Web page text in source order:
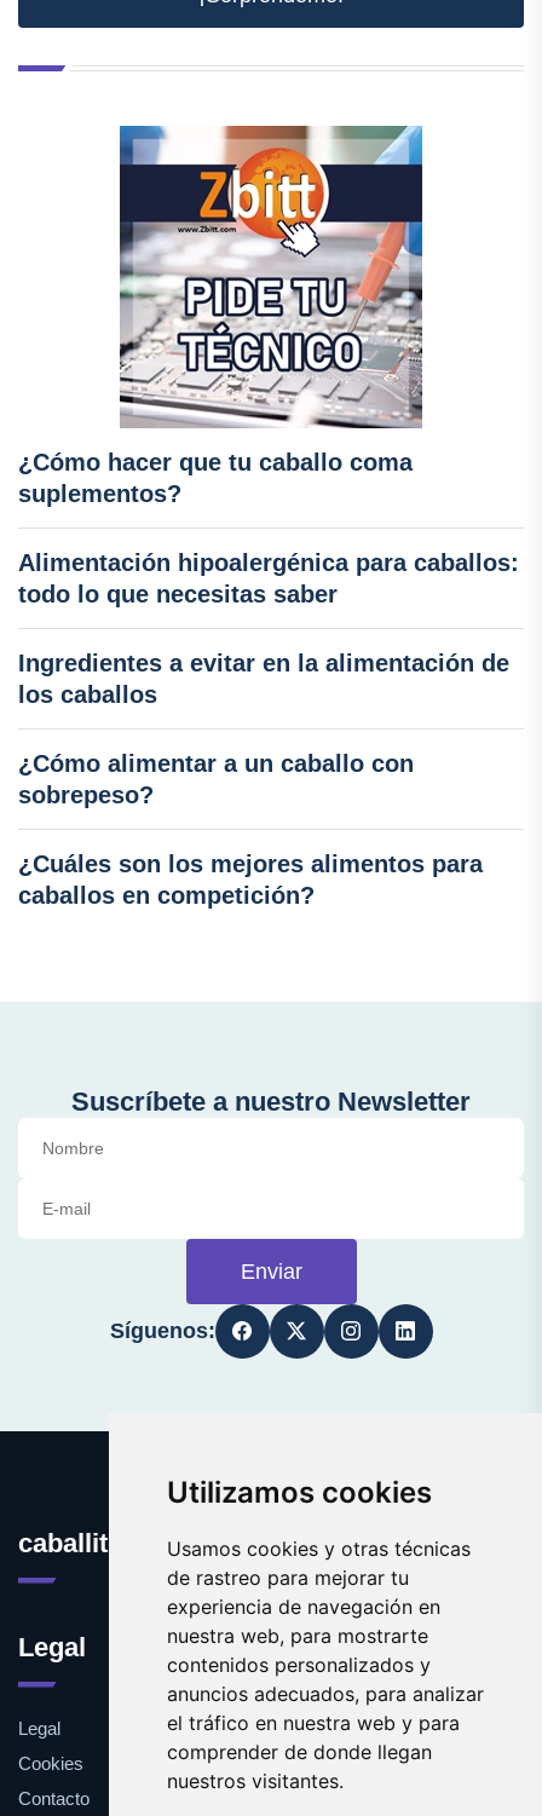
Utilizamos cookies
Usamos cookies y otras técnicas
de rastreo para mejorar tu
experiencia de navegación en
nuestra web, para mostrarte
contenidos personalizados y
anuncios adecuados, para analizar
el tráfico en nuestra web y para
comprender de donde llegan
nuestros visitantes.
¿Cómo hacer que tu caballo coma
suplementos?
Alimentación hipoalergénica para caballos:
todo lo que necesitas saber
Ingredientes a evitar en la alimentación de
los caballos
¿Cómo alimentar a un caballo con
sobrepeso?
¿Cuáles son los mejores alimentos para
caballos en competición?
Suscríbete a nuestro Newsletter
Enviar
Síguenos:
caballito.es
Legal
Legal
Cookies
Contacto